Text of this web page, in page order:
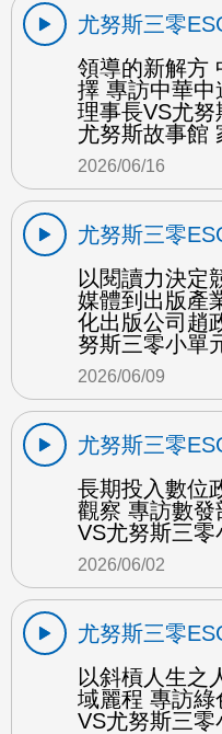
尤努斯三零
領導的新解方
擇 專訪中華中
理事長VS尤
尤努斯故事館
2026/06/16
尤努斯三零
以閱讀力決定
媒體到出版產
化出版公司趙
努斯三零小單
2026/06/09
尤努斯三零
長期投入數位
觀察 專訪數
VS尤努斯三零
2026/06/02
尤努斯三零
以斜槓人生之
域麗程 專訪
VS尤努斯三